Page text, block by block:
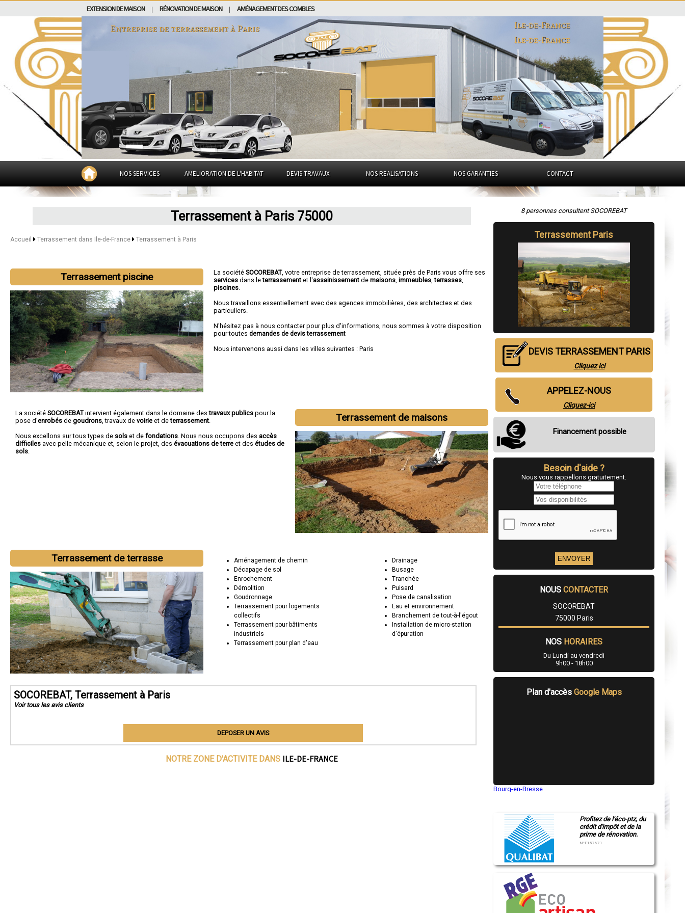
EXTENSION DE MAISON RÉNOVATION DE MAISON AMÉNAGEMENT DES COMBLES
Entreprise de terrassement àParis
Ile-de-France
Ile-de-France
NOS SERVICES AMELIORATION DE L'HABITAT DEVIS TRAVAUX NOS REALISATIONS NOS GARANTIES CONTACT
Terrassement à Paris 75000
Accueil Terrassement dans Ile-de-France Terrassement à Paris
Terrassement piscine La sociétéSOCOREBAT,votre entreprise de terrassement, située près de Paris vous offre ses
services dans leterrassement et l'assainissement demaisons,immeubles,terrasses,
piscines.
Nous travaillons essentiellement avec des agences immobilières, des architectes et des
particuliers.
N'hésitez pas à nous contacter pour plus d'informations, nous sommes à votre disposition
pour toutesdemandes de devis terrassement
Nous intervenons aussi dans les villes suivantes :Paris
Terrassement de maisons
La société SOCOREBATintervient également dans le domaine destravaux publics pour la
pose d'enrobés de goudrons, travaux de voirie et deterrassement.
Nous excellons sur tous types de sols et de fondations. Nous nous occupons des accès
difficiles avec pelle mécanique et, selon le projet, des évacuations de terre et des études de
sols.
Terrassement de terrasse
Aménagement de chemin
Décapage de sol
Enrochement
Démolition
Goudronnage
Terrassement pour logements
collectifs
Terrassement pour bâtiments
industriels
Terrassement pour plan d'eau
Drainage
Busage
Tranchée
Puisard
Pose de canalisation
Eau et environnement
Branchement de tout-à-l'égout
Installation de micro-station
d'épuration
SOCOREBAT, Terrassement à Paris
Voir tous les avis clients
DEPOSER UN AVIS
NOTRE ZONE D'ACTIVITE DANS ILE-DE-FRANCE
8 personnes consultent SOCOREBAT
Terrassement Paris
DEVIS TERRASSEMENT PARIS
Cliquez ici
APPELEZ-NOUS
Cliquez-ici
Financement possible
Besoin d'aide ?
Nous vous rappellons gratuitement.
NOUS CONTACTER
SOCOREBAT
75000 Paris
NOS HORAIRES
Du Lundi au vendredi
9h00 - 18h00
Plan d'accès Google Maps
Bourg-en-Bresse
Gap
Nice
Annonay
Charleville-Mézières
Troyes
Narbonne
Marseille
Caen
Aurillac
Angoulême
Profitez de l'éco-ptz, du
crédit d'impôt et de la
prime de rénovation.
N°E157671